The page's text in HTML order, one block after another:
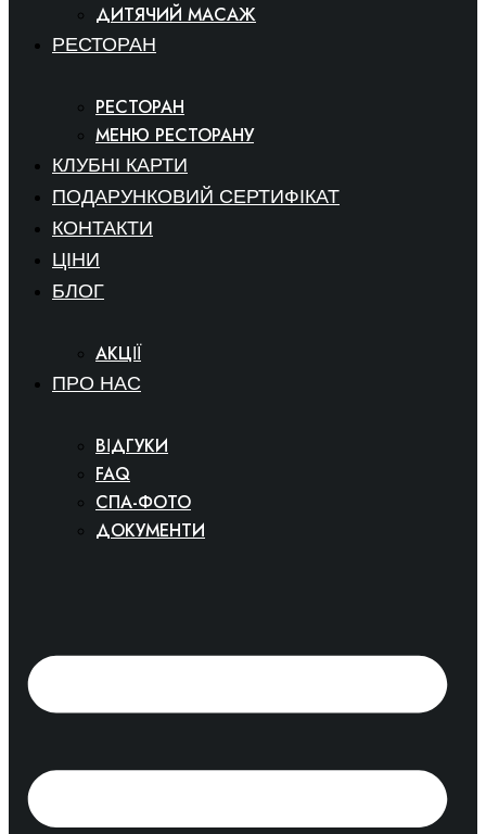
ДИТЯЧИЙ МАСАЖ
РЕСТОРАН
РЕСТОРАН
МЕНЮ РЕСТОРАНУ
КЛУБНІ КАРТИ
ПОДАРУНКОВИЙ СЕРТИФІКАТ
КОНТАКТИ
ЦІНИ
БЛОГ
АКЦІЇ
ПРО НАС
ВІДГУКИ
FAQ
СПА-ФОТО
ДОКУМЕНТИ